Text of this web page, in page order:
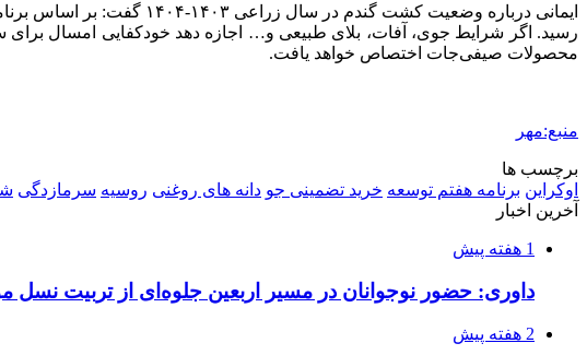
ایمانی درباره وضعیت کشت گندم در سال زراعی ۱۴۰۳-۱۴۰۴ گفت: بر اساس برنامه وزارت جهاد کشاورزی تا کنون ۵ میلیون هکتار از اراضی
رسید. اگر شرایط جوی، آفات، بلای طبیعی و… اجازه دهد خودکفایی امسال برای
محصولات صیفی‌جات اختصاص خواهد یافت.
منبع:مهر
برچسب ها
اوکراین برنامه هفتم توسعه خرید تضمینی جو دانه های روغنی روسیه سرمازدگی
آخرین اخبار
1 هفته پیش
داوری: حضور نوجوانان در مسیر اربعین جلوه‌ای از تربیت
2 هفته پیش